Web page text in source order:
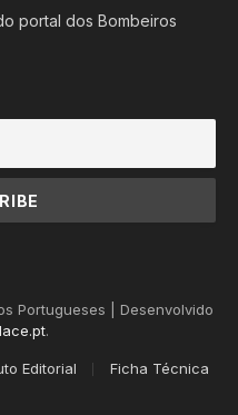
portal dos Bombeiros
Portugueses | Desenvolvido
.
Editorial Ficha Técnica